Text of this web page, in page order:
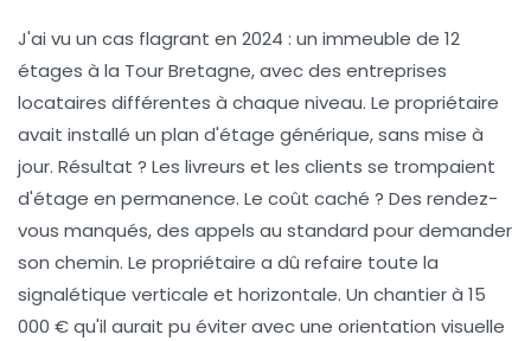
J'ai vu un cas flagrant en 2024 : un immeuble de 12
étages à la Tour Bretagne, avec des entreprises
locataires différentes à chaque niveau. Le propriétaire
avait installé un plan d'étage générique, sans mise à
jour. Résultat ? Les livreurs et les clients se trompaient
d'étage en permanence. Le coût caché ? Des rendez-
vous manqués, des appels au standard pour demander
son chemin. Le propriétaire a dû refaire toute la
signalétique verticale et horizontale. Un chantier à 15
000 € qu'il aurait pu éviter avec une orientation visuelle